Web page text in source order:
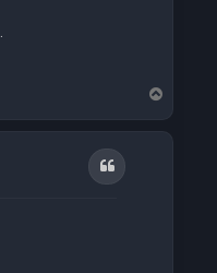
a
Citation